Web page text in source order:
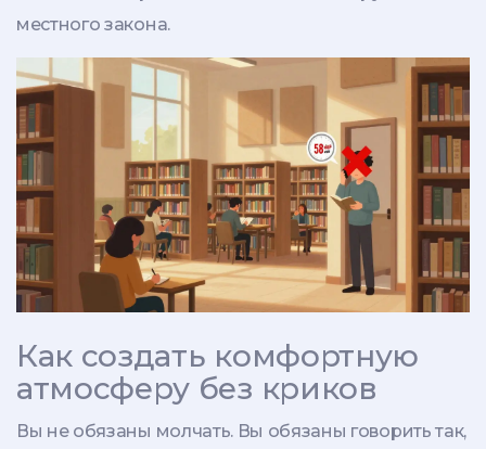
местного закона.
Как создать комфортную
атмосферу без криков
Вы не обязаны молчать. Вы обязаны говорить так,